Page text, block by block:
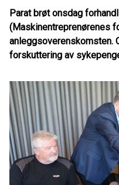
Parat brøt onsdag
(Maskinentreprenørenes
anleggsoverenskomsten.
forskuttering av